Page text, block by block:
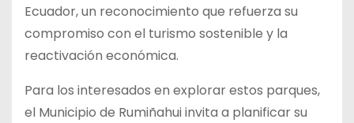
Ecuador, un reconocimiento que refuerza su
compromiso con el turismo sostenible y la
reactivación económica.
Para los interesados en explorar estos parques,
el Municipio de Rumiñahui invita a planificar su